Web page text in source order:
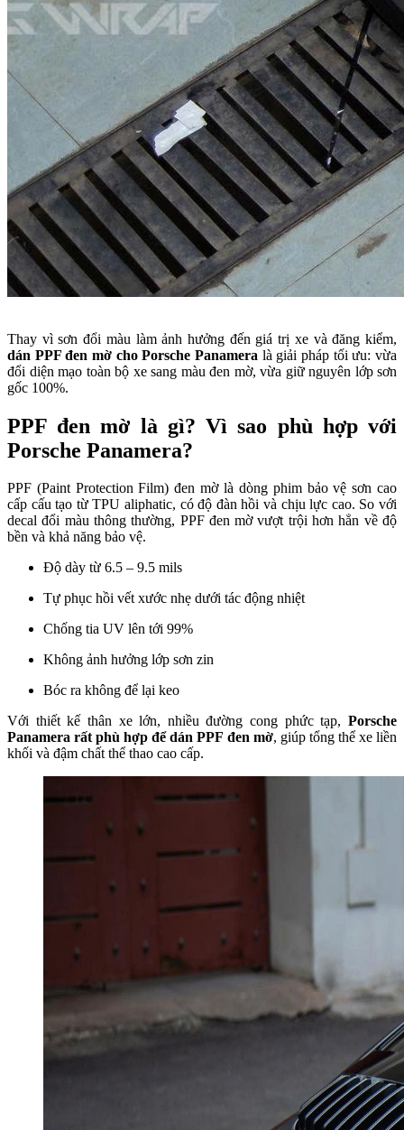
Thay vì sơn đổi màu làm ảnh hưởng đến giá trị xe và đăng kiểm,
dán PPF đen mờ cho Porsche Panamera là giải pháp tối ưu: vừa
đổi diện mạo toàn bộ xe sang màu đen mờ, vừa giữ nguyên lớp sơn
gốc 100%.
PPF đen mờ là gì? Vì sao phù hợp với
Porsche Panamera?
PPF (Paint Protection Film) đen mờ là dòng phim bảo vệ sơn cao
cấp cấu tạo từ TPU aliphatic, có độ đàn hồi và chịu lực cao. So với
decal đổi màu thông thường, PPF đen mờ vượt trội hơn hẳn về độ
bền và khả năng bảo vệ.
Độ dày từ 6.5 – 9.5 mils
Tự phục hồi vết xước nhẹ dưới tác động nhiệt
Chống tia UV lên tới 99%
Không ảnh hưởng lớp sơn zin
Bóc ra không để lại keo
Với thiết kế thân xe lớn, nhiều đường cong phức tạp, Porsche
Panamera rất phù hợp để dán PPF đen mờ, giúp tổng thể xe liền
khối và đậm chất thể thao cao cấp.